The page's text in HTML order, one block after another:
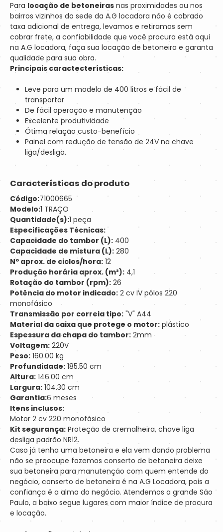
Para locação de betoneiras nas proximidades ou nos
bairros vizinhos da sede da A.G locadora não é cobrado
taxa adicional de entrega, levamos e retiramos sem
cobrar frete, a confiabilidade que você procura está aqui
na A.G locadora, faça sua locação de betoneira e garanta
qualidade para sua obra.
Principais caractecterísticas:
Leve para um modelo de 400 litros e fácil de
transportar
De fácil operação e manutenção
Excelente produtividade
Ótima relação custo-benefício
Painel com redução de tensão de 24V na chave
liga/desliga.
Características do produto
Código:71000665
Modelo:1 TRAÇO
Quantidade(s):1 peça
Especificações Técnicas:
Capacidade do tambor (L): 400
Capacidade de mistura (L): 280
Nº aprox. de ciclos/hora: 12
Produção horária aprox. (m³): 4,1
Rotação do tambor (rpm): 26
Potência do motor indicado: 2 cv IV pólos 220
monofásico
Transmissão por correia tipo: "V" A44
Material da caixa que protege o motor: plástico
Espessura da chapa do tambor: 2mm
Voltagem: 220V
Peso: 160.00 kg
Profundidade: 185.50 cm
Altura: 146.00 cm
Largura: 104.30 cm
Garantia:6 meses
Itens inclusos:
Motor 2 cv 220 monofásico
Kit segurança: Proteção de cremalheira, chave liga
desliga padrão NR12.
Caso já tenha uma betoneira e ela vem dando problema
não se preocupe fazemos conserto de betoneira deixe
sua betoneira para manutenção com quem entende do
negócio, conserto de betoneira é na A.G Locadora, pois a
confiança é a alma do negócio. Atendemos a grande São
Paulo, a baixo segue lugares com maior índice de procura
e locação.